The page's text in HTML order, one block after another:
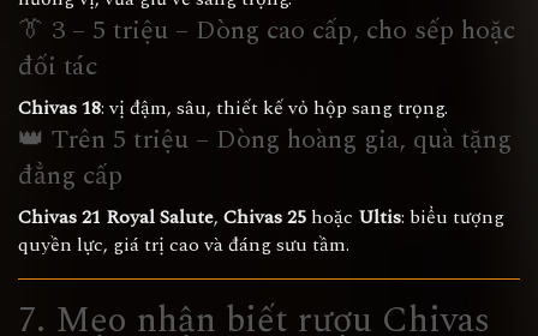
👔 3 – 5 triệu – Dòng cao cấp, cho sếp hoặc
đối tác
Chivas 18: vị đậm, sâu, thiết kế vỏ hộp sang trọng.
👑 Trên 5 triệu – Dòng hoàng gia, quà tặng
đẳng cấp
Chivas 21 Royal Salute, Chivas 25hoặc Ultis: biểu tượng
quyền lực, giá trị cao và đáng sưu tầm.
7. Mẹo nhận biết rượu Chivas